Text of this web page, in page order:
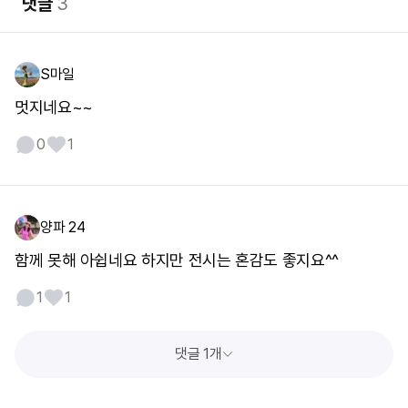
S마일
멋지네요~~
0 1
양파 24
함께 못해 아쉽네요 하지만 전시는 혼감도 좋지요^^
1 1
댓글 1개